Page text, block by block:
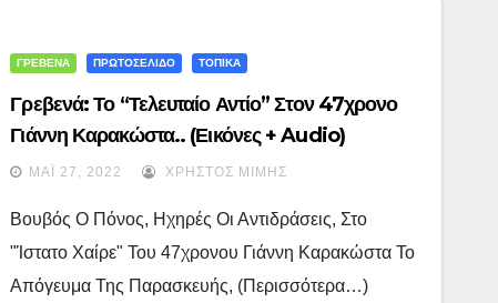
ΓΡΕΒΕΝΑ ΠΡΩΤΟΣΕΛΙΔΟ ΤΟΠΙΚΑ
Γρεβενά: Το “τελευταίο Αντίο” Στον 47χρονο
Γιάννη Καρακώστα.. (εικόνες + Audio)
ΜΆΙ 27, 2022 ΧΡΉΣΤΟΣ ΜΊΜΗΣ
Βουβός Ο Πόνος, Ηχηρές Οι Αντιδράσεις, Στο
"ίστατο Χαίρε" Του 47χρονου Γιάννη Καρακώστα Το
Απόγευμα Της Παρασκευής, (περισσότερα…)